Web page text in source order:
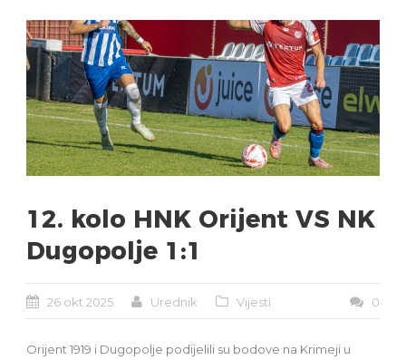
12. kolo HNK Orijent VS NK
Dugopolje 1:1
26 okt 2025 Urednik Vijesti 0
Orijent 1919 i Dugopolje podijelili su bodove na Krimeji u